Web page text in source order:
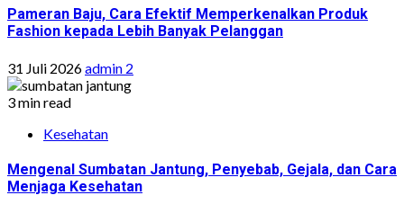
Pameran Baju, Cara Efektif Memperkenalkan Produk
Fashion kepada Lebih Banyak Pelanggan
31 Juli 2026admin 2
3 min read
Kesehatan
Mengenal Sumbatan Jantung, Penyebab, Gejala, dan Cara
Menjaga Kesehatan